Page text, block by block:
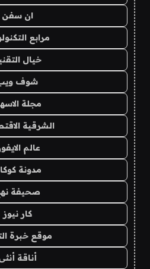
ان سفن
مرابع
خيال
شوف
مجلة
الشرقية
عالم
مدونة
صحيفة
كار نيوز
موقع خبرة
أناقة